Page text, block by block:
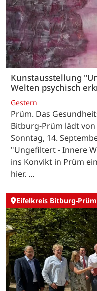
Kunstausstellung
Welten psychisch
Gestern
Prüm. Das
Bitburg-Prüm lädt
Sonntag, 14.
"Ungefiltert - Innere
ins Konvikt in Prüm
hier. …
Eifelkreis Bitburg-Prüm